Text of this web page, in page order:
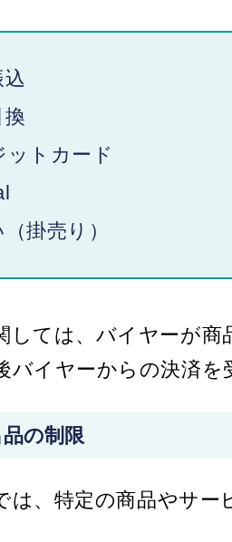
込
換
ットカード
掛売り）
しては、バイヤーが
バイヤーからの決済
の制限
は、特定の商品やサ